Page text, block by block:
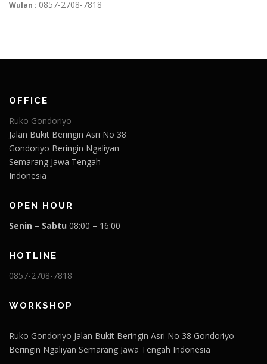
Wulan : 0857-2708-7818
OFFICE
Ruko Gondoriyo
Jalan Bukit Beringin Asri No 38
Gondoriyo Beringin Ngaliyan
Semarang Jawa Tengah
Indonesia
OPEN HOUR
Senin – Sabtu 08:00 – 16:00
HOTLINE
0857-2708-7818
WORKSHOP
Ruko Gondoriyo Jalan Bukit Beringin Asri No 38 Gondoriyo
Beringin Ngaliyan Semarang Jawa Tengah Indonesia